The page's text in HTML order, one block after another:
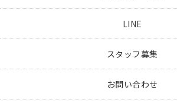
LINE
スタッフ募集
お問い合わせ